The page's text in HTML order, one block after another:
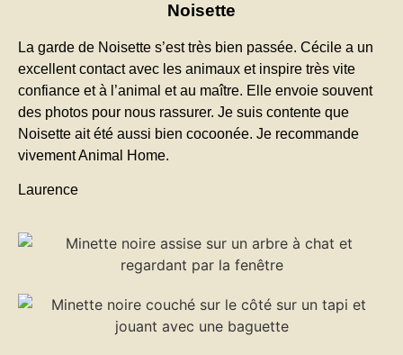
Noisette
La garde de Noisette s’est très bien passée. Cécile a un
excellent contact avec les animaux et inspire très vite
confiance et à l’animal et au maître. Elle envoie souvent
des photos pour nous rassurer. Je suis contente que
Noisette ait été aussi bien cocoonée. Je recommande
vivement Animal Home.
Laurence